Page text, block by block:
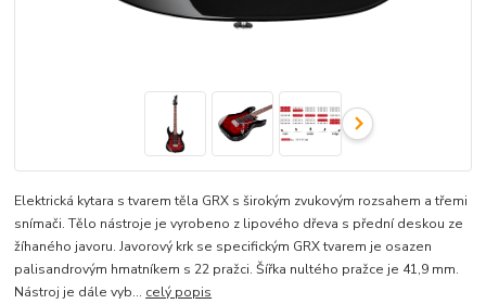
Elektrická kytara s tvarem těla GRX s širokým zvukovým rozsahem a třemi
snímači. Tělo nástroje je vyrobeno z lipového dřeva s přední deskou ze
žíhaného javoru. Javorový krk se specifickým GRX tvarem je osazen
palisandrovým hmatníkem s 22 pražci. Šířka nultého pražce je 41,9 mm.
Nástroj je dále vyb... celý popis